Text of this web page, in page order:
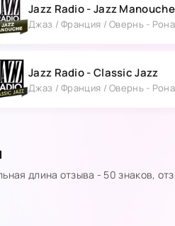
Jazz Radio - Jazz Manouche
Джаз / Франция / Овернь -
Jazz Radio - Classic Jazz
Джаз / Франция / Овернь -
длина отзыва - 50 знаков,